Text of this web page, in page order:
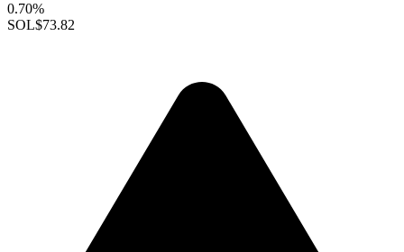
0.70%
SOL$73.82